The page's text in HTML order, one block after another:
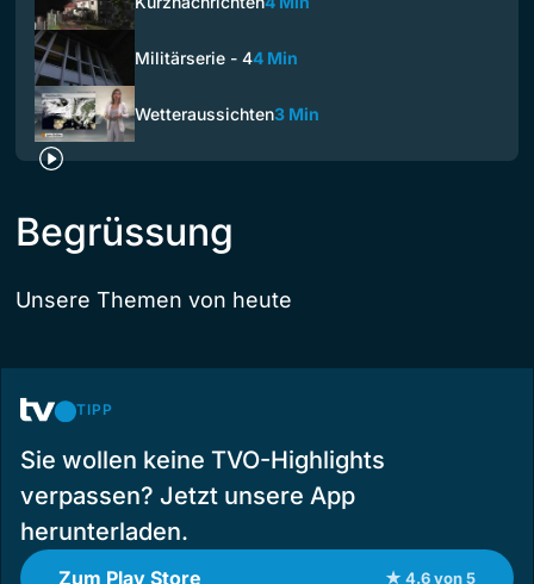
Militärserie - 44 Min
Wetteraussichten3 Min
Begrüssung
Unsere Themen von heute
TIPP
Sie wollen keine TVO-Highlights
verpassen? Jetzt unsere App
herunterladen.
Zum Play Store ★ 4.6 von 5